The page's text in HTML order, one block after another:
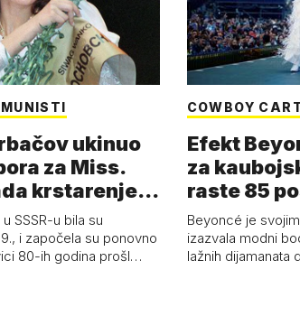
ukinuo
za Miss.
SSSR-u bila su
i započela su ponovno
80-ih godina prošl…
COWBOY
Efekt
za
raste 85
čizmama
Beyoncé je
izazvala modni
lažnih dijamanata